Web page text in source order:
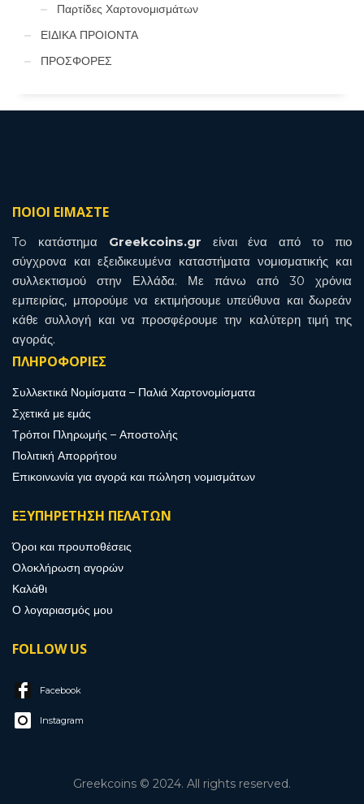
Παρτίδες Χαρτονομισμάτων
ΕΙΔΙΚΑ ΠΡΟΙΟΝΤΑ
ΠΡΟΣΦΟΡΕΣ
ΠΟΙΟΙ ΕΙΜΑΣΤΕ
To κατάστημα Greekcoins.gr είναι ένα από το πιο
σύγχρονα και εξειδικευμένα καταστήματα νομισματικής και
συλλεκτισμού στην Ελλάδα. Με πάνω από 30 χρόνια
εμπειρίας, μπορούμε να εκτιμήσουμε υπεύθυνα και δωρεάν
κάθε συλλογή και να προσφέρουμε την καλύτερη τιμή της
αγοράς.
ΠΛΗΡΟΦΟΡΙΕΣ
Συλλεκτικά Νομίσματα – Παλιά Χαρτονομίσματα
Σχετικά με εμάς
Τρόποι Πληρωμής – Αποστολής
Πολιτική Απορρήτου
Επικοινωνία για αγορά και πώληση νομισμάτων
ΕΞΥΠΗΡΕΤΗΣΗ ΠΕΛΑΤΩΝ
Όροι και προυποθέσεις
Ολοκλήρωση αγορών
Καλάθι
Ο λογαριασμός μου
FOLLOW US
Facebook
Instagram
Greekcoins © 2024. All rights reserved.